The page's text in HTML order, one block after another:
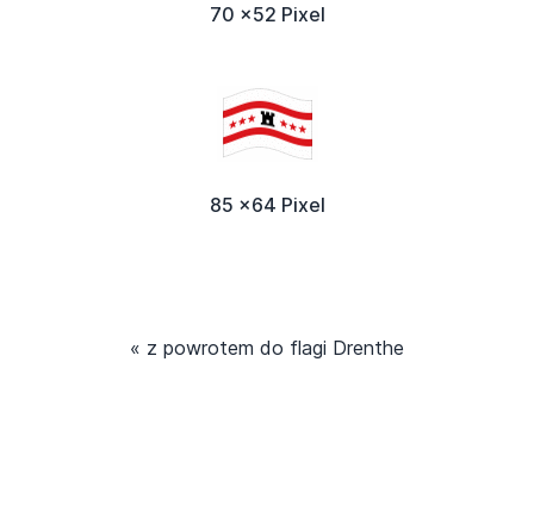
70 x52 Pixel
85 x64 Pixel
« z powrotem do flagi Drenthe